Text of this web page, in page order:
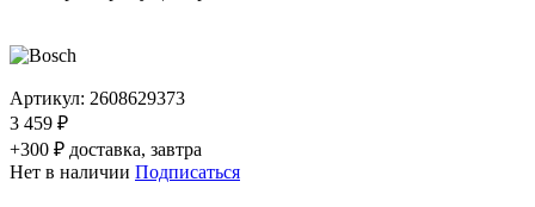
Артикул: 2608629373
3 459 ₽
+300 ₽ доставка, завтра
Нет в наличии Подписаться